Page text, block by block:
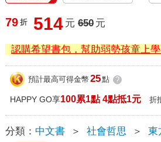
79 折 514 元 650 元
認購希望書包，幫助弱勢孩童上學
預計最高可得金幣 25點 ?
HAPPY GO享100累1點 4點抵1元 折
分類： 中文書 ＞ 社會哲思 ＞ 東